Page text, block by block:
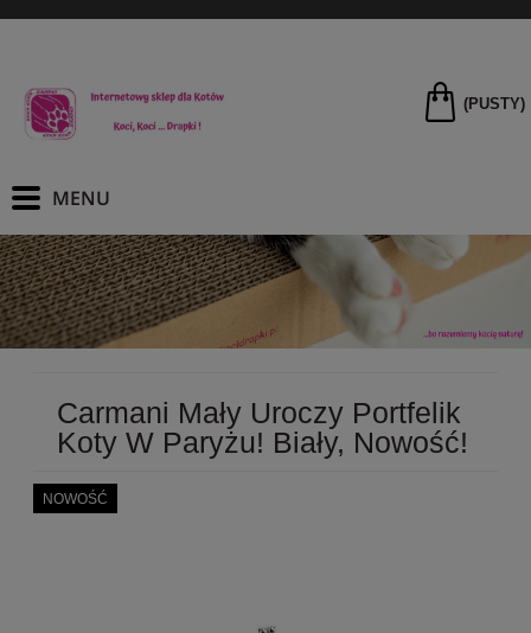
(PUSTY)
Carmani Mały Uroczy Portfelik
Koty W Paryżu! Biały, Nowość!
NOWOŚĆ